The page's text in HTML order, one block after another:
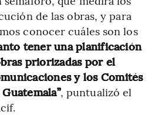
de las obras, y para
conocer cuáles son los
tener una planificación
priorizadas por el
y los Comités
, puntualizó el